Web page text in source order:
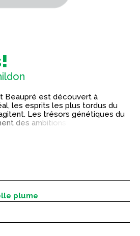
Beaupré est découvert à
les esprits les plus tordus du
Les trésors génétiques du
des ambitions de toutes
et de Jérémie se situe entre les
scientifique et le respect de
plume